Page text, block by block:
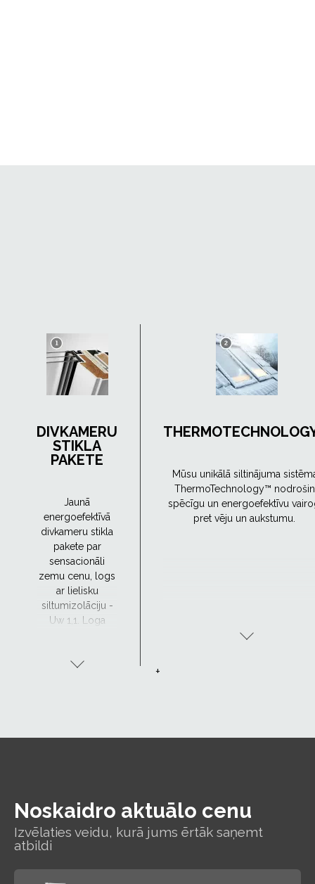
DIVKAMERU
STIKLA
PAKETE
Jaunā
energoefektīvā
divkameru stikla
pakete par
sensacionāli
zemu cenu, logs
ar lielisku
siltumizolāciju -
Uw 1,1. Loga
īpašības ļauj
mazāk par apkuri.
Mūsu unikālā siltinājuma
ThermoTechnology™
spēcīgu un energoefektīvu
pret vēju un aukstumu.
+
Noskaidro aktuālo cenu
Izvēlaties veidu, kurā jums ērtāk saņemt
atbildi